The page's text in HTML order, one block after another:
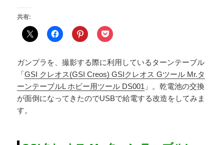
共有:
ガンプラを、撮影する際に利用しているターンテーブル
「GSI クレオス(GSI Creos) GSIクレオス Gツール Mr.タ
ーンテーブルL ホビー用ツール DS001 」。乾電池の交換
が面倒になってきたのでUSBで給電する改造をしてみま
す。